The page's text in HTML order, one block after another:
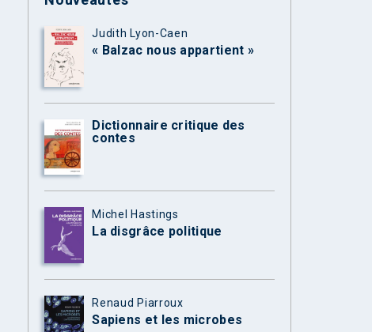
Judith Lyon-Caen
« Balzac nous appartient »
Dictionnaire critique des
contes
Michel Hastings
La disgrâce politique
Renaud Piarroux
Sapiens et les microbes